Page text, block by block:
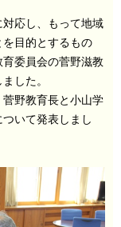
応し、もって地域
目的とするもの
委員会の菅野滋教
した。
菅野教育長と小山学
いて発表しまし